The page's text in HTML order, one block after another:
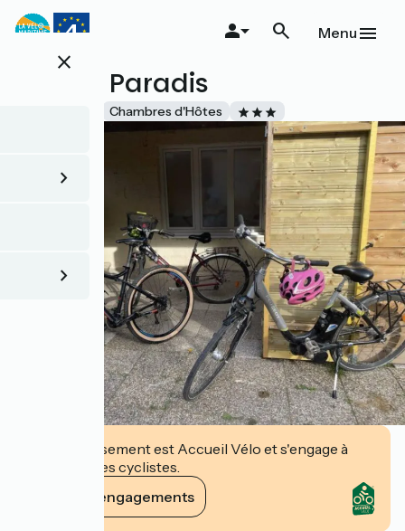
Aller
au
principalclose
Menu
Le Vrai Paradis
Chambres d'Hôtes
Cet établissement est Accueil Vélo et s'engage à
accueillir des cyclistes.
Voir ses engagements